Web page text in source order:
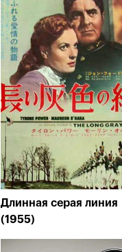
Длинная серая линия
(1955)